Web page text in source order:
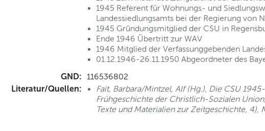
1945 Referent für Wohnungs- und
Landessiedlungsamts bei der Regierung von
1945 Gründungsmitglied der CSU in
Ende 1946 Übertritt zur WAV
1946 Mitglied der Verfassunggebenden
01.12.1946-26.11.1950 Abgeordneter des
GND: 116536802
Literatur/Quellen:
Fait, Barbara/Mintzel, Alf (Hg.), Die CSU
Frühgeschichte der Christlich-Sozialen
Texte und Materialien zur Zeitgeschichte, 4),